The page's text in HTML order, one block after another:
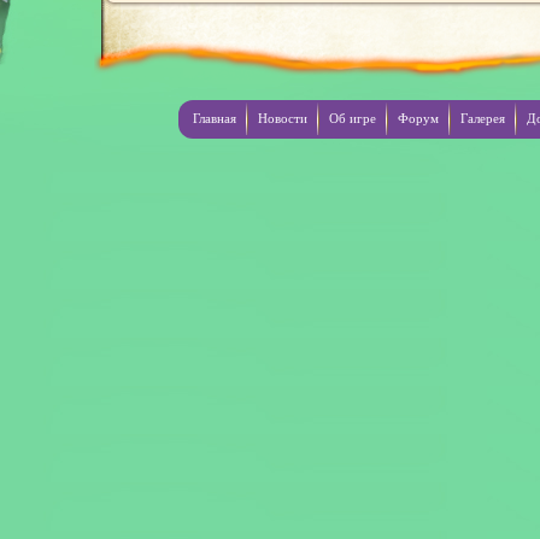
Главная Новости Об игре Форум Галерея